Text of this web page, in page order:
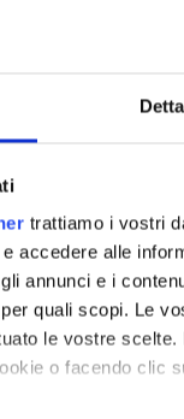
trattiamo i vostri
accedere alle
annunci e i
quali scopi. Le
le vostre
o facendo clic